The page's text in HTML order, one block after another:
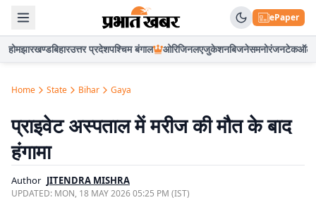
ePaper
होमझारखण्डबिहारउत्तर प्रदेशपश्चिम बंगाल ओरिजिनलएजुकेशनबिजनेसमनोरंजनटेकऑटो
Home State Bihar Gaya
प्राइवेट अस्पताल में मरीज की मौत के बाद
हंगामा
Author JITENDRA MISHRA
UPDATED: MON, 18 MAY 2026 05:25 PM (IST)